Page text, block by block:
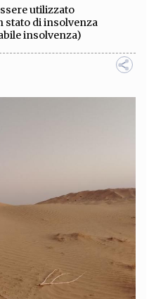
utilizzato
stato di insolvenza
insolvenza)